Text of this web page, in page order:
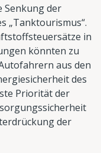
Senkung der
„Tanktourismus“.
in
könnten zu
aus den
des
Priorität der
der